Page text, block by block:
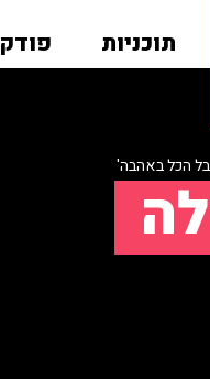
תוכניות
הכל באהבה'